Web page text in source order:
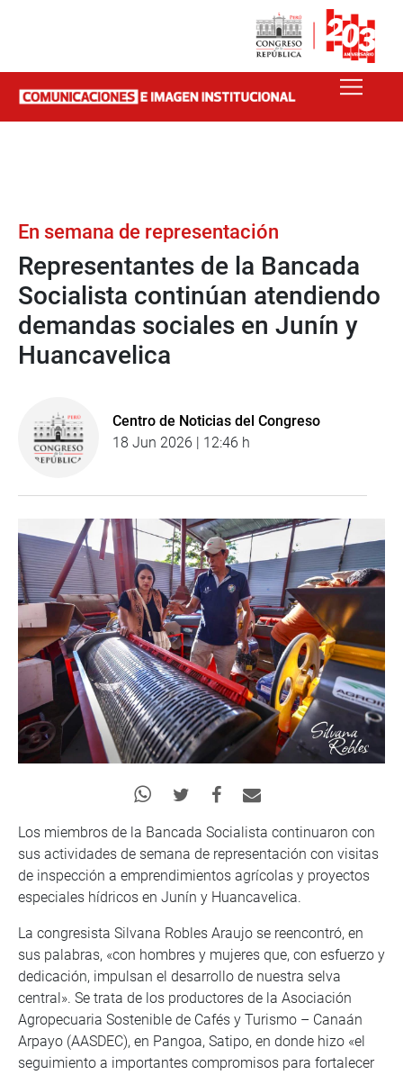
En semana de representación
Representantes de la Bancada
Socialista continúan atendiendo
demandas sociales en Junín y
Huancavelica
Centro de Noticias del Congreso
18 Jun 2026 | 12:46 h
Los miembros de la Bancada Socialista continuaron con
sus actividades de semana de representación con visitas
de inspección a emprendimientos agrícolas y proyectos
especiales hídricos en Junín y Huancavelica.
La congresista Silvana Robles Araujo se reencontró, en
sus palabras, «con hombres y mujeres que, con esfuerzo y
dedicación, impulsan el desarrollo de nuestra selva
central». Se trata de los productores de la Asociación
Agropecuaria Sostenible de Cafés y Turismo – Canaán
Arpayo (AASDEC), en Pangoa, Satipo, en donde hizo «el
seguimiento a importantes compromisos para fortalecer